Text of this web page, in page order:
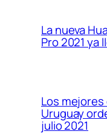
La nueva
Pro 2021 ya
Los
Uruguay
julio 2021